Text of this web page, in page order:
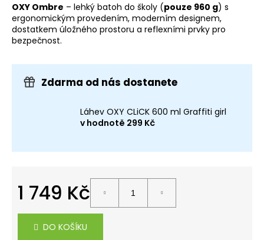
je
0,0
z
5
OXY Ombre – lehký batoh do školy (pouze 960 g) s
ergonomickým provedením, moderním designem,
dostatkem úložného prostoru a reflexními prvky pro
bezpečnost.
1 749 Kč
DO KOŠÍKU
Zdarma od nás dostanete
Láhev OXY CLiCK 600 ml Graffiti girl
v hodnotě 299 Kč
D
o
p
r
e
BOX
NA
A4
JUMBO